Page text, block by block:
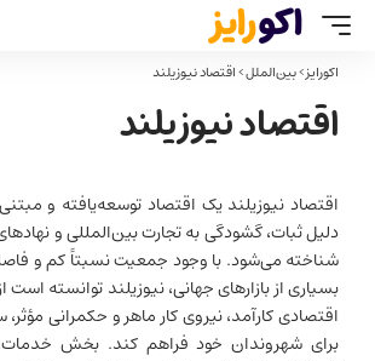
اکورایز>بین‌الملل>اقتصاد نیوزیلند
اقتصاد نیوزیلند
اقتصاد نیوزیلند یک اقتصاد توسعه‌یافته و مبتنی
دلیل ثبات، گشودگی به تجارت بین‌المللی و نهادهای
شناخته می‌شود. با وجود جمعیت نسبتاً کم و فاصله
بسیاری از بازارهای جهانی، نیوزیلند توانسته است
اقتصادی کارآمد، نیروی کار ماهر و حکمرانی مؤثر، سطح
برای شهروندان خود فراهم کند. بخش خدمات،